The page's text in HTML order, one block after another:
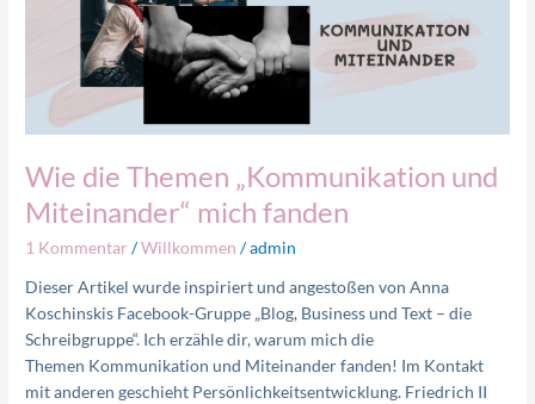
Wie die Themen „Kommunikation und
Miteinander“ mich fanden
1 Kommentar /Willkommen /admin
Dieser Artikel wurde inspiriert und angestoßen von Anna
Koschinskis Facebook-Gruppe „Blog, Business und Text – die
Schreibgruppe“. Ich erzähle dir, warum mich die
Themen Kommunikation und Miteinander fanden! Im Kontakt
mit anderen geschieht Persönlichkeitsentwicklung. Friedrich II
„Kommunikation
Miteinander“
mich